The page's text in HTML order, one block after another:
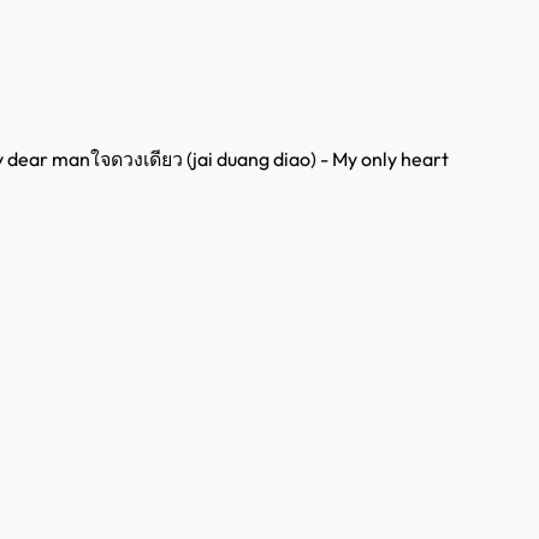
dear manใจดวงเดียว (jai duang diao) - My only heart